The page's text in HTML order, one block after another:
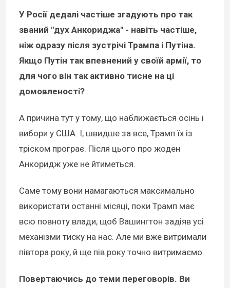
У Росії дедалі частіше згадують про так
званий "дух Анкориджа" - навіть частіше,
ніж одразу після зустрічі Трампа і Путіна.
Якщо Путін так впевнений у своїй армії, то
для чого він так активно тисне на ці
домовленості?
А причина тут у тому, що наближається осінь і
вибори у США. І, швидше за все, Трамп їх із
тріском програє. Після цього про жоден
Анкоридж уже не йтиметься.
Саме тому вони намагаються максимально
використати останні місяці, поки Трамп має
всю повноту влади, щоб Вашингтон задіяв усі
механізми тиску на нас. Але ми вже витримали
півтора року, й ще пів року точно витримаємо.
Повертаючись до теми переговорів. Ви